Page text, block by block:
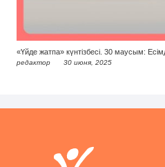
«Үйде жатпа» күнтізбесі. 30 маусым:
редактор 30 июня, 2025